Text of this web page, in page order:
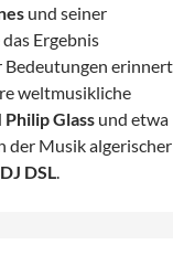
und seiner
Ergebnis
Bedeutungen erinnert
weltmusikliche
Philip Glass und etwa
der Musik algerischer
DJ DSL.